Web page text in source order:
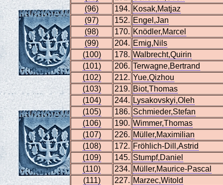
(96)
194. Kosak,Matjaz
(97)
152. Engel,Jan
(98)
170. Knödler,Marcel
(99)
204. Emig,Nils
(100)
178. Walbrecht,Quirin
(101)
206. Terwagne,Bertrand
(102)
212. Yue,Qizhou
(103)
219. Biot,Thomas
(104)
244. Lysakovskyi,Oleh
(105)
186. Schmieder,Stefan
(106)
190. Wimmer,Thomas
(107)
226. Müller,Maximilian
(108)
172. Fröhlich-Dill,Astrid
(109)
145. Stumpf,Daniel
(110)
234. Müller,Maurice-Pascal
(111)
227. Marzec,Witold